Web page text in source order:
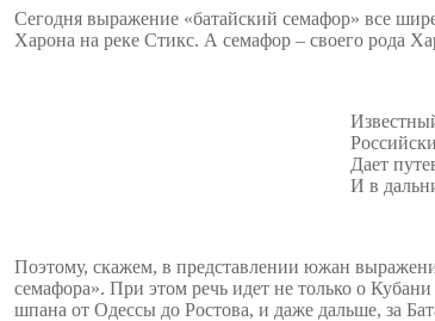
Сегодня выражение «батайский семафор» все
Харона на реке Стикс. А семафор – своего рода
Дает
И в
Поэтому, скажем, в представлении южан
семафора». При этом речь идет не только о
шпана от Одессы до Ростова, и даже дальше, за